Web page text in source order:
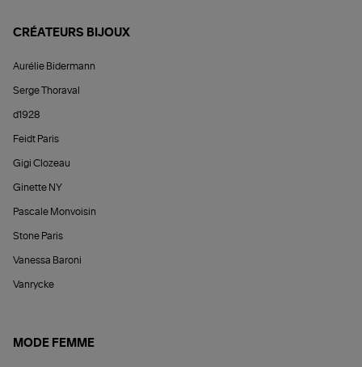
CRÉATEURS BIJOUX
Aurélie Bidermann
Serge Thoraval
d1928
Feidt Paris
Gigi Clozeau
Ginette NY
Pascale Monvoisin
Stone Paris
Vanessa Baroni
Vanrycke
MODE FEMME